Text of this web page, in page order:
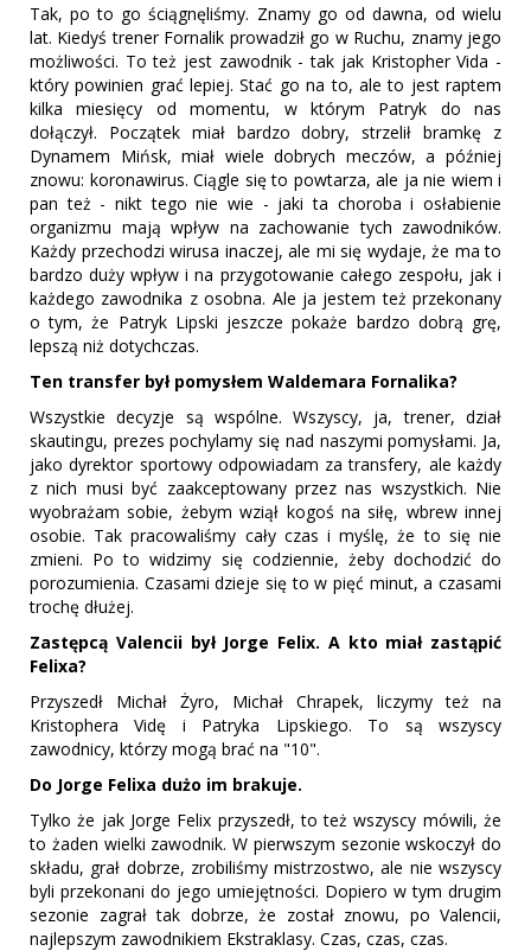
Tak, po to go ściągnęliśmy. Znamy go od dawna, od wielu
lat. Kiedyś trener Fornalik prowadził go w Ruchu, znamy jego
możliwości. To też jest zawodnik - tak jak Kristopher Vida -
który powinien grać lepiej. Stać go na to, ale to jest raptem
kilka miesięcy od momentu, w którym Patryk do nas
dołączył. Początek miał bardzo dobry, strzelił bramkę z
Dynamem Mińsk, miał wiele dobrych meczów, a później
znowu: koronawirus. Ciągle się to powtarza, ale ja nie wiem i
pan też - nikt tego nie wie - jaki ta choroba i osłabienie
organizmu mają wpływ na zachowanie tych zawodników.
Każdy przechodzi wirusa inaczej, ale mi się wydaje, że ma to
bardzo duży wpływ i na przygotowanie całego zespołu, jak i
każdego zawodnika z osobna. Ale ja jestem też przekonany
o tym, że Patryk Lipski jeszcze pokaże bardzo dobrą grę,
lepszą niż dotychczas.
Ten transfer był pomysłem Waldemara Fornalika?
Wszystkie decyzje są wspólne. Wszyscy, ja, trener, dział
skautingu, prezes pochylamy się nad naszymi pomysłami. Ja,
jako dyrektor sportowy odpowiadam za transfery, ale każdy
z nich musi być zaakceptowany przez nas wszystkich. Nie
wyobrażam sobie, żebym wziął kogoś na siłę, wbrew innej
osobie. Tak pracowaliśmy cały czas i myślę, że to się nie
zmieni. Po to widzimy się codziennie, żeby dochodzić do
porozumienia. Czasami dzieje się to w pięć minut, a czasami
trochę dłużej.
Zastępcą Valencii był Jorge Felix. A kto miał zastąpić
Felixa?
Przyszedł Michał Żyro, Michał Chrapek, liczymy też na
Kristophera Vidę i Patryka Lipskiego. To są wszyscy
zawodnicy, którzy mogą brać na "10".
Do Jorge Felixa dużo im brakuje.
Tylko że jak Jorge Felix przyszedł, to też wszyscy mówili, że
to żaden wielki zawodnik. W pierwszym sezonie wskoczył do
składu, grał dobrze, zrobiliśmy mistrzostwo, ale nie wszyscy
byli przekonani do jego umiejętności. Dopiero w tym drugim
sezonie zagrał tak dobrze, że został znowu, po Valencii,
najlepszym zawodnikiem Ekstraklasy. Czas, czas, czas.